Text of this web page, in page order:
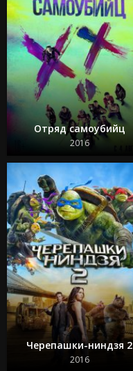
Отряд самоубийц
2016
Черепашки-ниндзя 2
2016